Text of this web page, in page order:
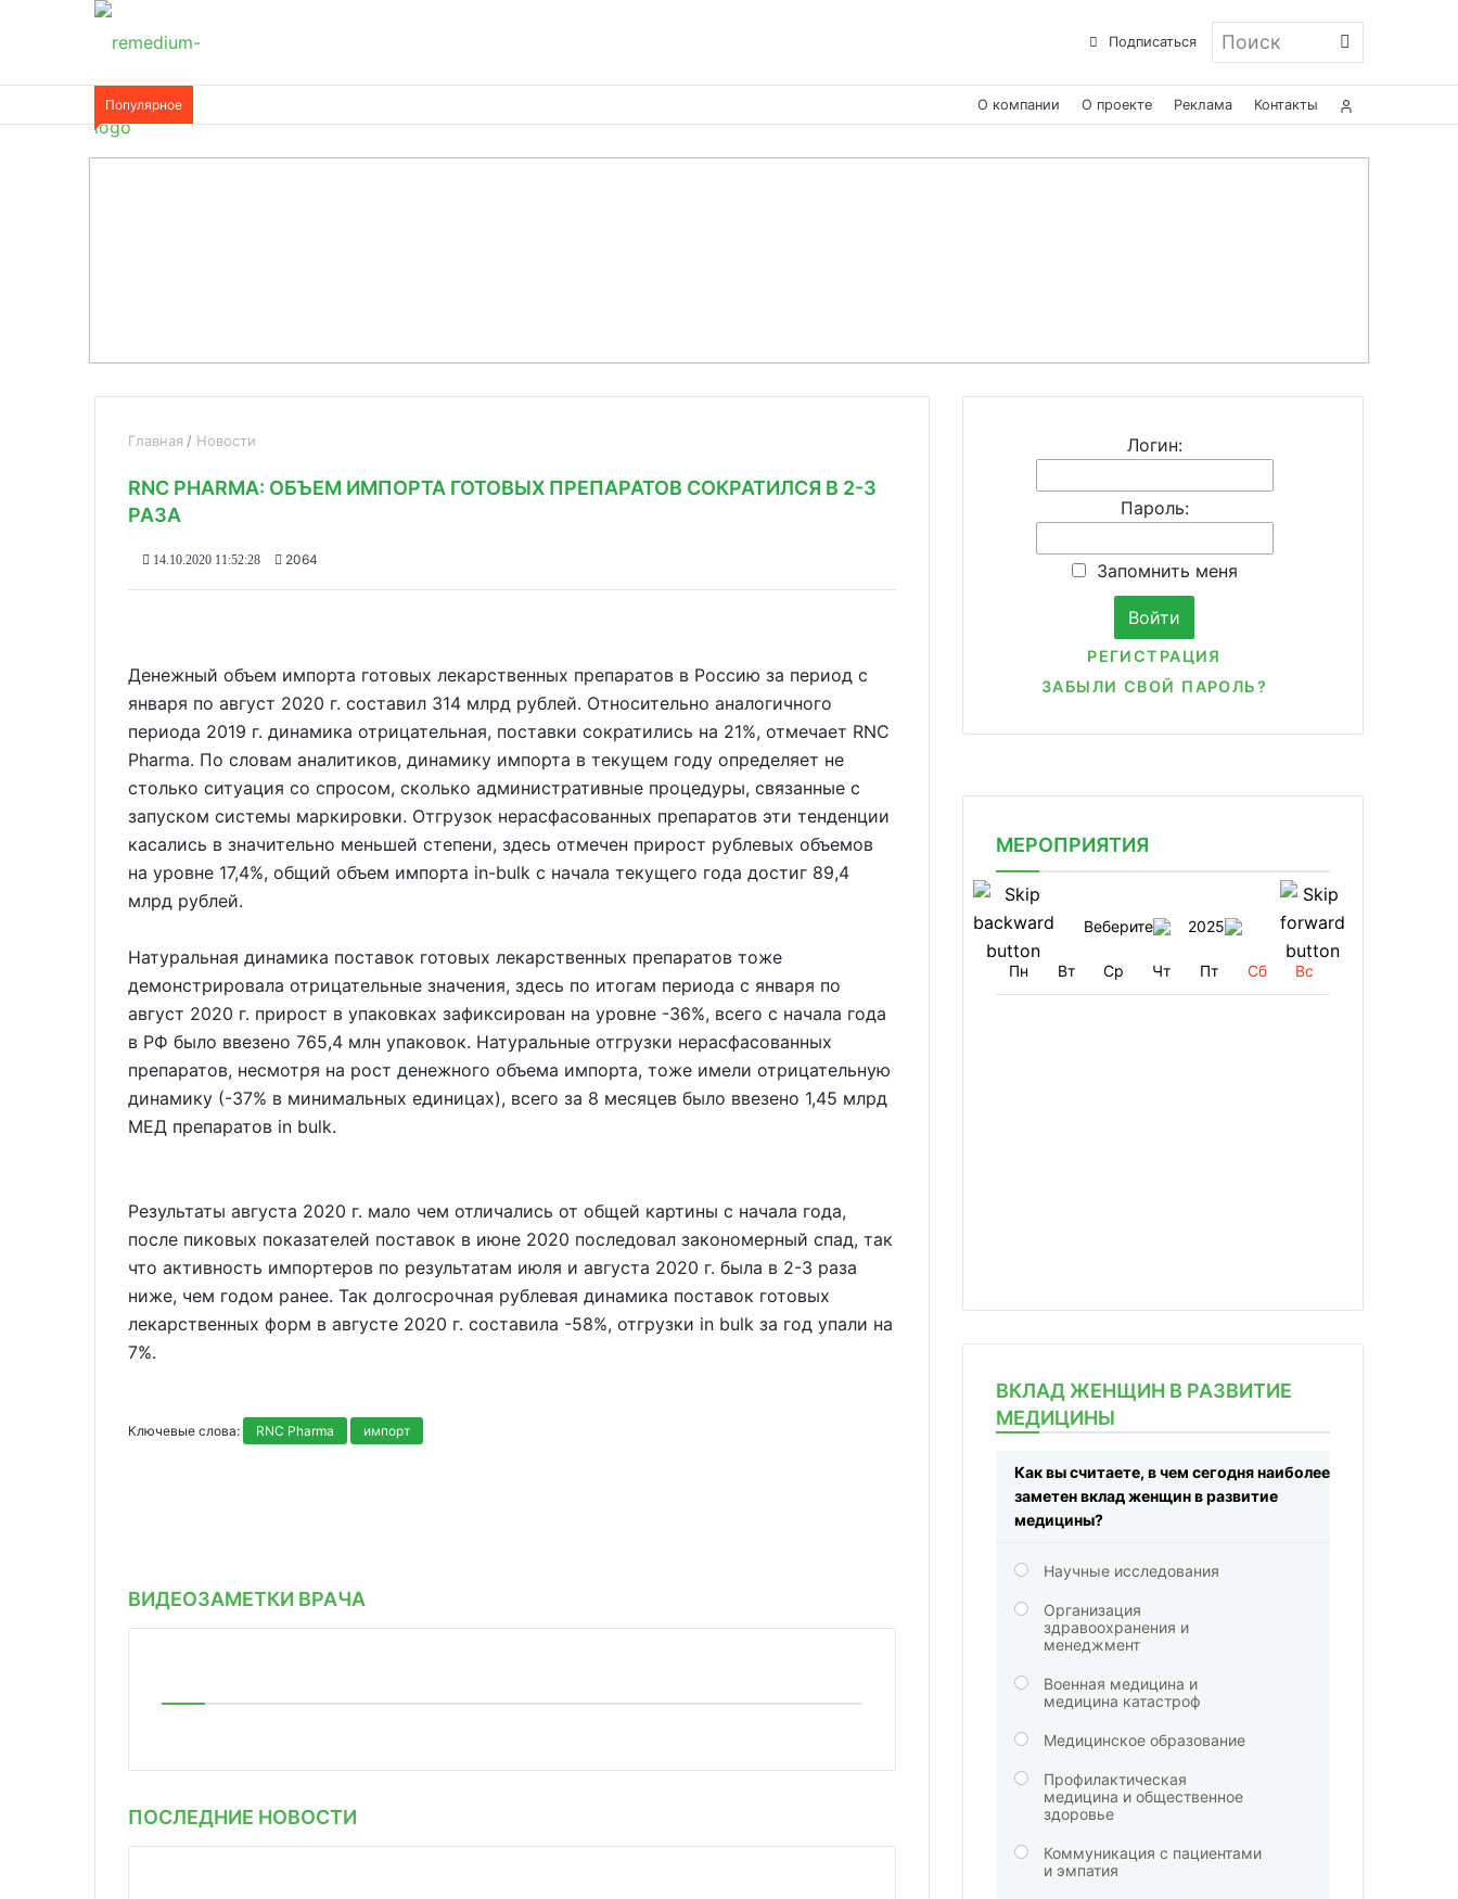
Подписаться Поиск
Популярное О компании О проекте Реклама Контакты
Главная Новости
RNC PHARMA: ОБЪЕМ ИМПОРТА ГОТОВЫХ ПРЕПАРАТОВ СОКРАТИЛСЯ В 2-3
РАЗА
14.10.2020 11:52:28 2064
Денежный объем импорта готовых лекарственных препаратов в Россию за период с
января по август 2020 г. составил 314 млрд рублей. Относительно аналогичного
периода 2019 г. динамика отрицательная, поставки сократились на 21%, отмечает RNC
Pharma. По словам аналитиков, динамику импорта в текущем году определяет не
столько ситуация со спросом, сколько административные процедуры, связанные с
запуском системы маркировки. Отгрузок нерасфасованных препаратов эти тенденции
касались в значительно меньшей степени, здесь отмечен прирост рублевых объемов
на уровне 17,4%, общий объем импорта in-bulk с начала текущего года достиг 89,4
млрд рублей.
Натуральная динамика поставок готовых лекарственных препаратов тоже
демонстрировала отрицательные значения, здесь по итогам периода с января по
август 2020 г. прирост в упаковках зафиксирован на уровне -36%, всего с начала года
в РФ было ввезено 765,4 млн упаковок. Натуральные отгрузки нерасфасованных
препаратов, несмотря на рост денежного объема импорта, тоже имели отрицательную
динамику (-37% в минимальных единицах), всего за 8 месяцев было ввезено 1,45 млрд
МЕД препаратов in bulk.
Результаты августа 2020 г. мало чем отличались от общей картины с начала года,
после пиковых показателей поставок в июне 2020 последовал закономерный спад, так
что активность импортеров по результатам июля и августа 2020 г. была в 2-3 раза
ниже, чем годом ранее. Так долгосрочная рублевая динамика поставок готовых
лекарственных форм в августе 2020 г. составила -58%, отгрузки in bulk за год упали на
7%.
Ключевые слова: RNC Pharma импорт
ВИДЕОЗАМЕТКИ ВРАЧА
ПОСЛЕДНИЕ НОВОСТИ
Логин:
Пароль:
Запомнить меня
РЕГИСТРАЦИЯ
ЗАБЫЛИ СВОЙ ПАРОЛЬ?
МЕРОПРИЯТИЯ
Веберите 2025
Пн Вт Ср Чт Пт Сб Вс
ВКЛАД ЖЕНЩИН В РАЗВИТИЕ
МЕДИЦИНЫ
Как вы считаете, в чем сегодня наиболее
заметен вклад женщин в развитие
медицины?
Научные исследования
Организация
здравоохранения и
менеджмент
Военная медицина и
медицина катастроф
Медицинское образование
Профилактическая
медицина и общественное
здоровье
Коммуникация с пациентами
и эмпатия